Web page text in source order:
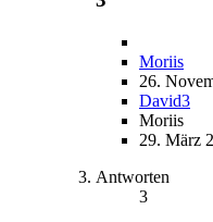
Moriis
26.
David3
Moriis
29. März
Antworten
3